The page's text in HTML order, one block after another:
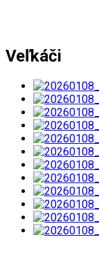
Veľkáči